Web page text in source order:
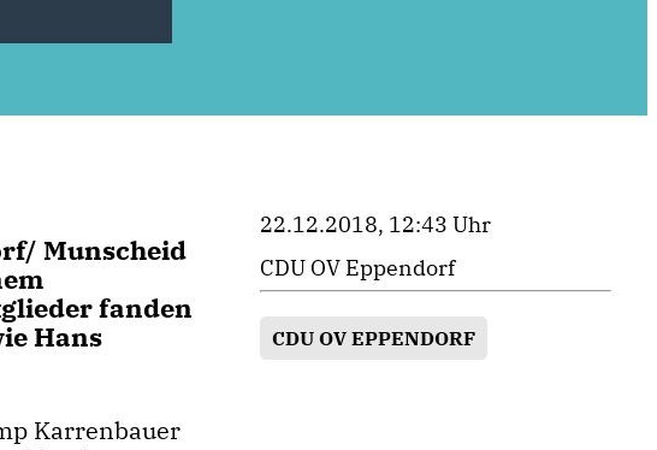
Munscheid
fanden
Hans
Karrenbauer
22.12.2018, 12:43 Uhr
CDU OV Eppendorf
CDU OV EPPENDORF